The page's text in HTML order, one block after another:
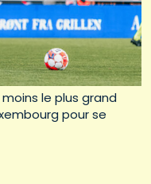
moins le plus grand
pour se